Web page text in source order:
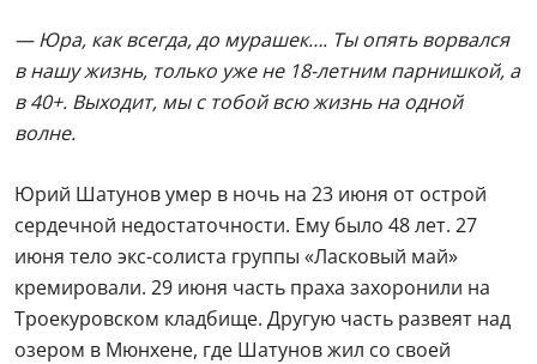
— Юра, как всегда, до мурашек…. Ты опять ворвался
в нашу жизнь, только уже не 18-летним парнишкой, а
в 40+. Выходит, мы с тобой всю жизнь на одной
волне.
Юрий Шатунов умер в ночь на 23 июня от острой
сердечной недостаточности. Ему было 48 лет. 27
июня тело экс-солиста группы «Ласковый май»
кремировали. 29 июня часть праха захоронили на
Троекуровском кладбище. Другую часть развеят над
озером в Мюнхене, где Шатунов жил со своей